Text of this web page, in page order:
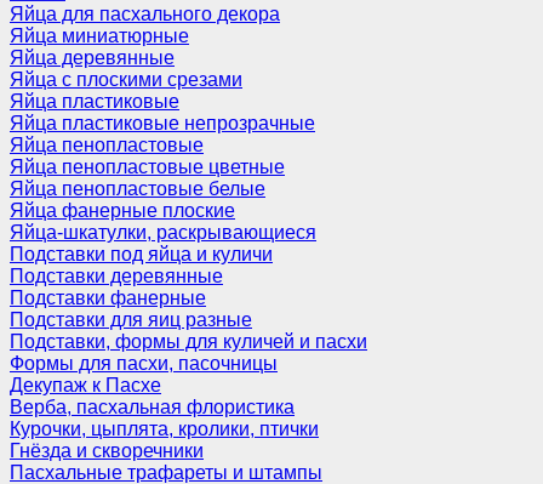
Яйца для пасхального декора
Яйца миниатюрные
Яйца деревянные
Яйца с плоскими срезами
Яйца пластиковые
Яйца пластиковые непрозрачные
Яйца пенопластовые
Яйца пенопластовые цветные
Яйца пенопластовые белые
Яйца фанерные плоские
Яйца-шкатулки, раскрывающиеся
Подставки под яйца и куличи
Подставки деревянные
Подставки фанерные
Подставки для яиц разные
Подставки, формы для куличей и пасхи
Формы для пасхи, пасочницы
Декупаж к Пасхе
Верба, пасхальная флористика
Курочки, цыплята, кролики, птички
Гнёзда и скворечники
Пасхальные трафареты и штампы